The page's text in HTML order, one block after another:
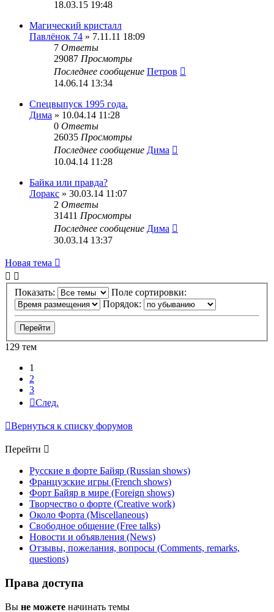
18.03.15 19:48
Магический кристалл
Павлёнок 74 » 7.11.11 18:09
7 Ответы
29087 Просмотры
Последнее сообщение Петров
14.06.14 13:34
Спецвыпуск 1995 года.
Дима » 10.04.14 11:28
0 Ответы
26035 Просмотры
Последнее сообщение Дима
10.04.14 11:28
Байка или правда?
Лоракс » 30.03.14 11:07
2 Ответы
31411 Просмотры
Последнее сообщение Дима
30.03.14 13:37
Новая тема
Показать:
Поле сортировки:
Порядок:
129 тем
1
2
3
След.
Вернуться к списку форумов
Перейти
Русские в форте Байяр (Russian shows)
Французские игры (French shows)
Форт Байяр в мире (Foreign shows)
Творчество о форте (Creative work)
Около Форта (Miscellaneous)
Свободное общение (Free talks)
Новости и объявления (News)
Отзывы, пожелания, вопросы (Comments, remarks,
questions)
Права доступа
Вы не можете начинать темы